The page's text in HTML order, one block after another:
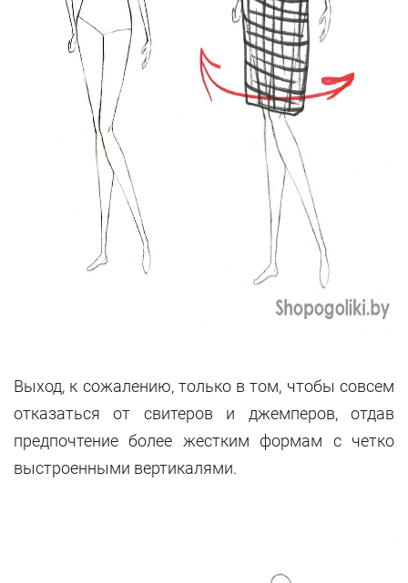
Выход, к сожалению, только в том, чтобы совсем
отказаться от свитеров и джемперов, отдав
предпочтение более жестким формам с четко
выстроенными вертикалями.